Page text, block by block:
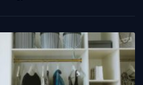
bárki számára elérhető, mégis
csupán a testünket formálja,
teszi, ha esélyt adunk neki. […]